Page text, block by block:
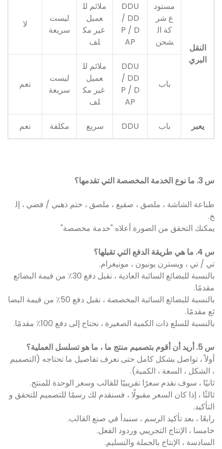
النقل
البري
مستود
ع شر
كة ال
شحن
DDU
/ DD
P / D
AP
ملائم لل
عميل
غير مك
لف
ليست
سريعة
لا
باب
DDU
/ DD
P / D
AP
ملائم لل
عميل
غير مك
لف
ليست
سريعة
نعم
يعبر باب DDU سريع مكلفة نعم
س 3. ما نوع الخدمة المخصصة التي تقدمها؟
طباعة الشاشة ، ملصق ، صقيع ، ملصق ، ختم ذهبي / فضي ، إل
خ.
يمكنك التحقق من الصورة أعلاه "خدمة مخصصة"
س 4. ما هي طريقة الدفع التي تقبلها؟
تي / تي ، ويسترن يونيون ، مونيغرام.
بالنسبة للبضائع السائبة العادية ، نقبل دفع 30٪ من قيمة البضائع
مقدمًا.
بالنسبة للبضائع السائبة المخصصة ، نقبل دفع 50٪ من قيمة البضا
ئع مقدمًا.
بالنسبة للسلع ذات الكمية الصغيرة ، نحتاج إلى دفع 100٪ مقدمًا.
س 5. أريد أن أقوم بتصميم منتج ما ، ما هو تسلسل العملية؟
أولاً ، تواصل بشكل كامل حتى نعرف تفاصيل ما تحتاجه (التصميم
، الشكل ، السعة ، الكمية).
ثانيًا ، سوف نقدم سعرًا تقريبيًا للقالب وسعر الوحدة للمنتج.
ثالثًا ، إذا كان السعر مقبولًا ، فسنقدم لك رسمًا للتصميم للتحقق و
التأكيد.
رابعًا ، بعد تأكيد الرسم ، سنبدأ في صنع القالب.
خامسا ، الإنتاج التجريبي وردود الفعل.
السادسة ، الإنتاج بالجملة والتسليم.